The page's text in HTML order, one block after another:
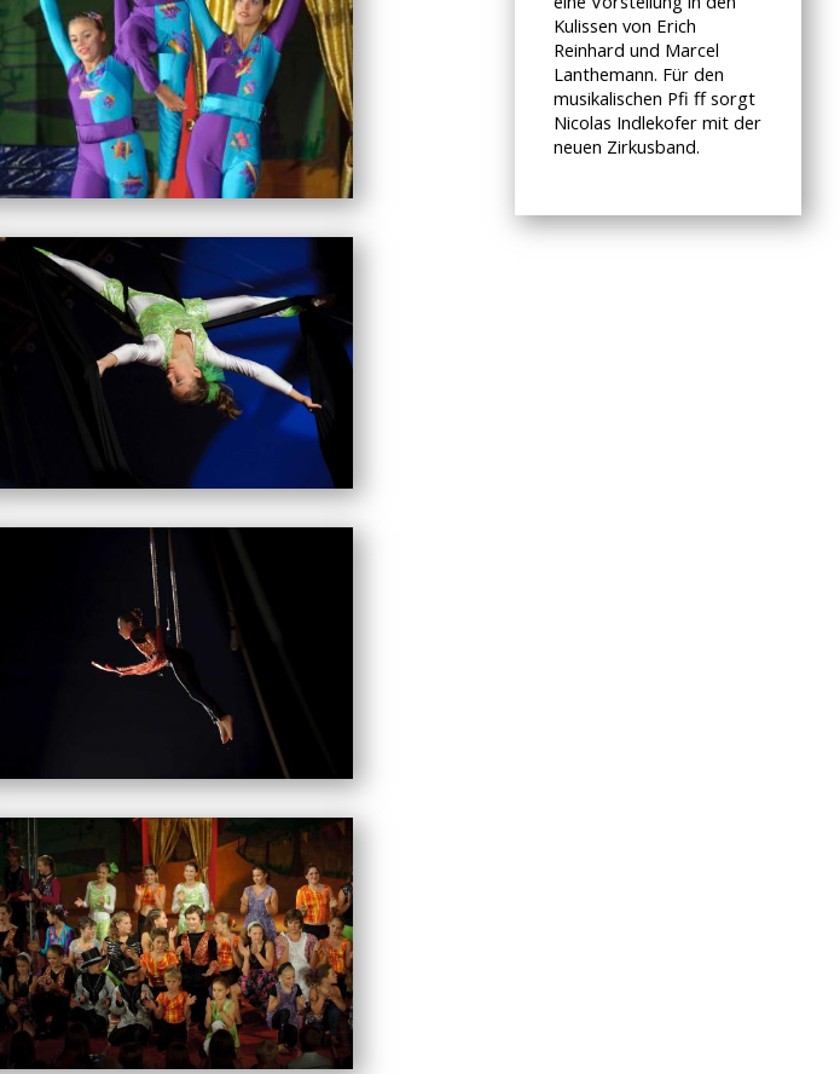
Kulissen von Erich
Reinhard und Marcel
Lanthemann. Für den
musikalischen Pfi ff sorgt
Nicolas Indlekofer mit der
neuen Zirkusband.